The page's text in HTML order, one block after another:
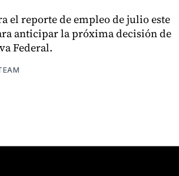
el reporte de empleo de julio este
anticipar la próxima decisión de
Federal.